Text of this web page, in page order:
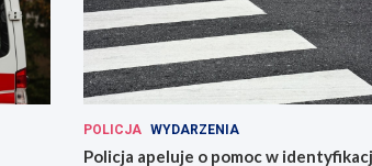
POLICJA WYDARZENIA
Policja apeluje o pomoc w